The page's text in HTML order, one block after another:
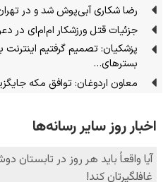
رضا شکاری آبی‌پوش شد و در
جزئیات قتل ورزشکار ام‌ام‌ای در
پزشکیان: تصمیم گرفتیم
بسترهای…
معاون اردوغان: توافق مکه